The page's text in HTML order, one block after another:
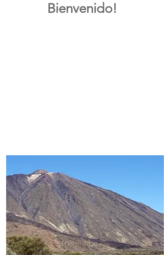
Bienvenido!